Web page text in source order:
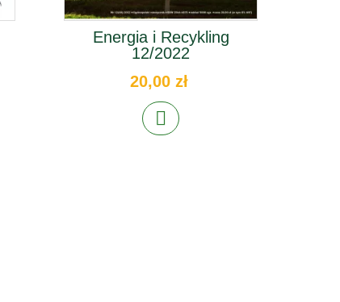
Energia i Recykling
12/2022
20,00 zł